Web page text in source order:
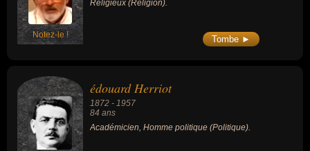
Notez-le !
Religieux (Religion).
Tombe ►
édouard Herriot
1872 - 1957
84 ans
Académicien, Homme politique (Politique).